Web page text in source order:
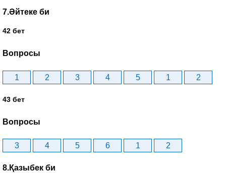
7.Әйтеке би
42 бет
Вопросы
1 2 3 4 5 1 2
43 бет
Вопросы
3 4 5 6 1 2
8.Қазыбек би